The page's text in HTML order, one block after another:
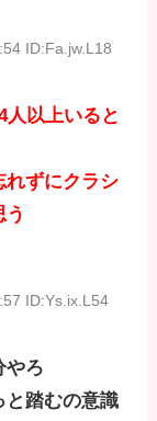
ID:Fa.jw.L18
人以上いると
れずにクラシ
う
ID:Ys.ix.L54
やろ
と踏むの意識